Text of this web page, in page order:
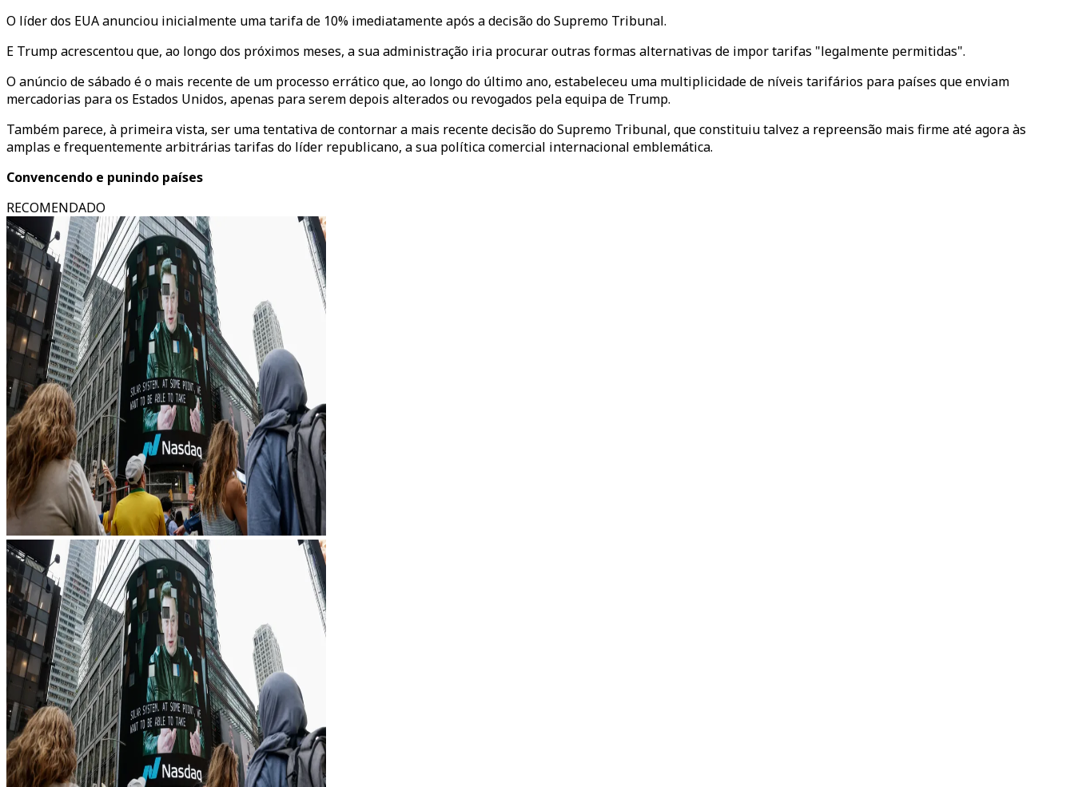
O líder dos EUA anunciou inicialmente uma tarifa de 10% imediatamente após a decisão do Supremo Tribunal.
E Trump acrescentou que, ao longo dos próximos meses, a sua administração iria procurar outras formas alternativas de impor tarifas "legalmente permitidas".
O anúncio de sábado é o mais recente de um processo errático que, ao longo do último ano, estabeleceu uma multiplicidade de níveis tarifários para países que enviam
mercadorias para os Estados Unidos, apenas para serem depois alterados ou revogados pela equipa de Trump.
Também parece, à primeira vista, ser uma tentativa de contornar a mais recente decisão do Supremo Tribunal, que constituiu talvez a repreensão mais firme até agora às
amplas e frequentemente arbitrárias tarifas do líder republicano, a sua política comercial internacional emblemática.
Convencendo e punindo países
RECOMENDADO